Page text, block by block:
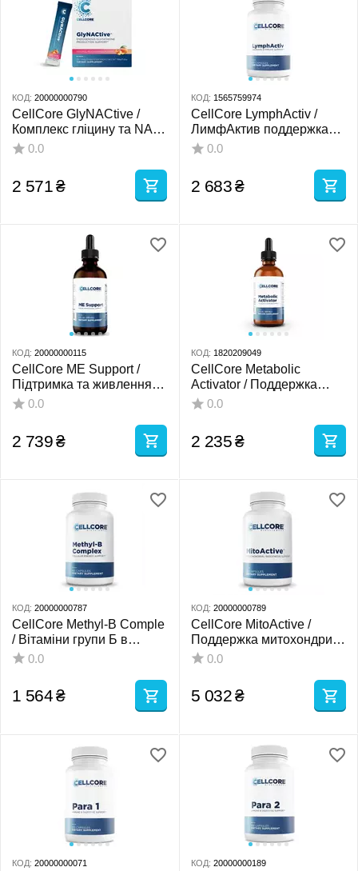
КОД: 20000000790
CellCore GlyNACtive /
Комплекс гліцину та NAC
для антиоксидантного
0.0
2 571₴
КОД: 1565759974
CellCore LymphActiv /
ЛимфАктив поддержка
лимфатической системы
0.0
2 683₴
КОД: 20000000115
CellCore ME Support /
Підтримка та живлення
лімбічної системи 59 мл
0.0
2 739₴
КОД: 1820209049
CellCore Metabolic
Activator / Поддержка
метаболизма,
0.0
2 235₴
КОД: 20000000787
CellCore Methyl-B Comple
/ Вітаміни групи Б в
активній формі 60 капсул
0.0
1 564₴
КОД: 20000000789
CellCore MitoActive /
Поддержка митохондрий
и выработки энергии 60
0.0
5 032₴
КОД: 20000000071 КОД: 20000000189